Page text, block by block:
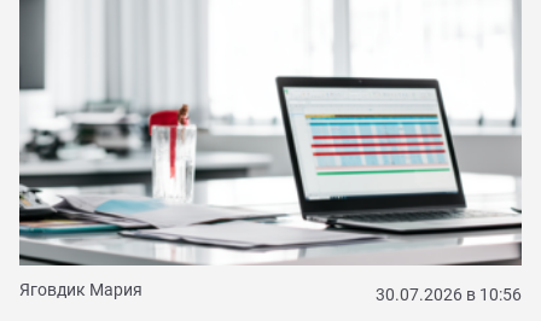
Яговдик Мария 30.07.2026 в 10:56